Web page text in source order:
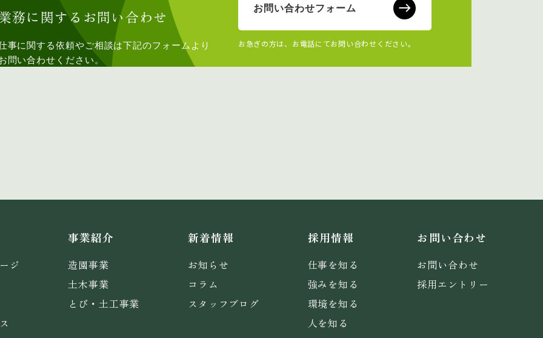
務に関するお問い合わせ
事に関する依頼やご相談は下記のフォームより
問い合わせください。
お問い合わせフォーム
お急ぎの方は、お電話にてお問い合わせください。
ジ
事業紹介
造園事業
土木事業
とび・土工事業
新着情報
お知らせ
コラム
スタッフブログ
採用情報
仕事を知る
強みを知る
環境を知る
人を知る
お問い合わせ
お問い合わせ
採用エントリー